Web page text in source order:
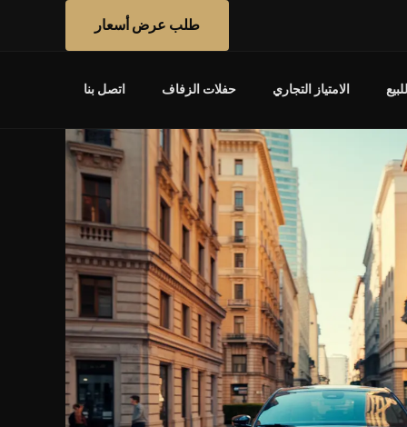
طلب عرض أسعار
الامتياز التجاري حفلات الزفاف اتصل بنا